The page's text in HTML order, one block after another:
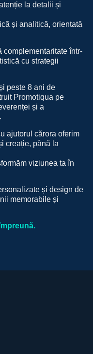
la detalii și
și analitică, orientată
complementaritate într-
cu strategii
peste 8 ani de
Promotiqua pe
și a
ajutorul cărora oferim
creație, până la
viziunea ta în
și design de
memorabile și